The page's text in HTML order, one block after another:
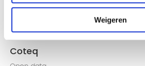
Weigeren
Groen gas produceren en terugleveren
Een volmacht aanvragen
Alles over de slimme meter
Coteq